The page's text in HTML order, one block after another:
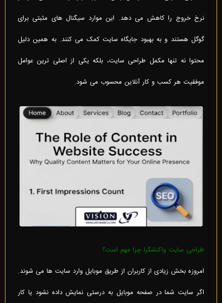
نرخ خروج را کاهش می دهد. این موارد سیگنال های مثبتی برای
گوگل هستند و به بهبود جایگاه سایت کمک می کنند. به همین دلیل
محتوا نه تنها مکمل طراحی سایت، بلکه یکی از اصلی ترین عوامل
موفقیت هر کسب و کار آنلاین محسوب می شود.
طراحی سایت واکنشگرا چرا مهم است؟
امروزه بخش زیادی از کاربران از طریق موبایل وارد سایت ها می شوند.
اگر سایت شما در صفحه موبایل به درستی نمایش داده نشود یا کار